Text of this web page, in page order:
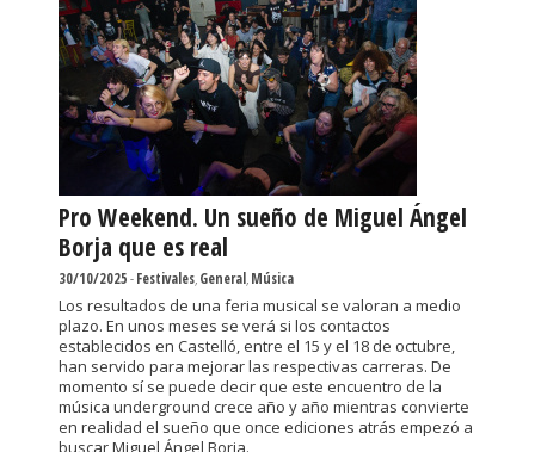
Pro Weekend. Un sueño de Miguel Ángel
Borja que es real
30/10/2025-Festivales,General,Música
Los resultados de una feria musical se valoran a medio
plazo. En unos meses se verá si los contactos
establecidos en Castelló, entre el 15 y el 18 de octubre,
han servido para mejorar las respectivas carreras. De
momento sí se puede decir que este encuentro de la
música underground crece año y año mientras convierte
en realidad el sueño que once ediciones atrás empezó a
buscar Miguel Ángel Borja.